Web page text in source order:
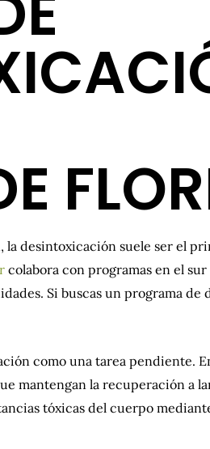
desintoxicación suele ser el
colabora con programas en el
Si buscas un programa de
como una tarea pendiente.
mantengan la recuperación a
tóxicas del cuerpo